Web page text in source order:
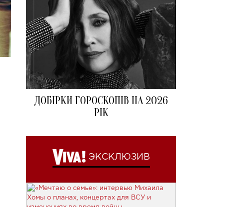
ДОБІРКИ ГОРОСКОПІВ НА 2026
РІК
ЭКСКЛЮЗИВ